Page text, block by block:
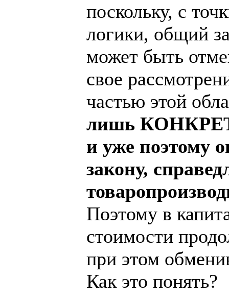
поскольку, с
логики, общий
может быть
свое
частью этой
лишь
и уже поэтому
закону,
Поэтому в
стоимости
при этом
Как это понять?